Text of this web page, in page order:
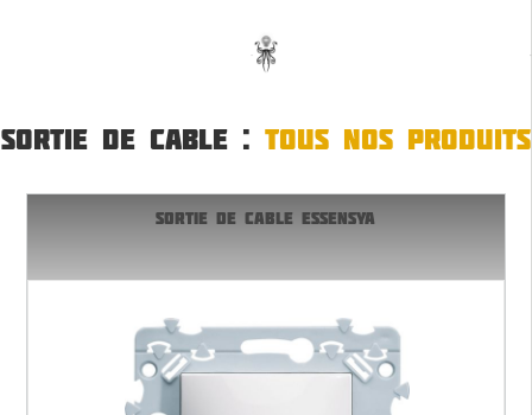
SORTIE DE CABLE : TOUS NOS PRODUITS
SORTIE DE CABLE ESSENSYA